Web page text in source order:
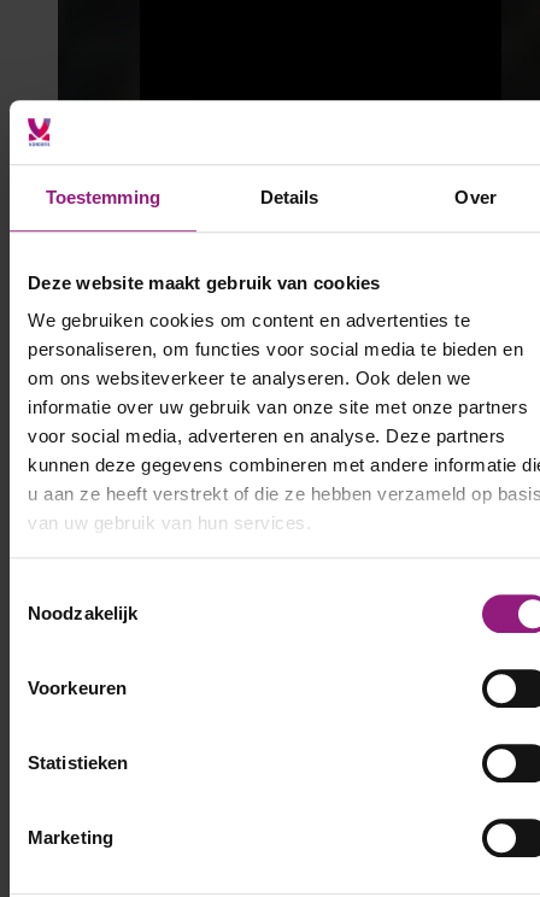
Toestemming Details Over
Deze website maakt gebruik van cookies
We gebruiken cookies om content en advertenties te
personaliseren, om functies voor social media te bieden en
om ons websiteverkeer te analyseren. Ook delen we
informatie over uw gebruik van onze site met onze partners
voor social media, adverteren en analyse. Deze partners
kunnen deze gegevens combineren met andere informatie
u aan ze heeft verstrekt of die ze hebben verzameld op
van uw gebruik van hun services.
Noodzakelijk
Voorkeuren
Statistieken
Marketing